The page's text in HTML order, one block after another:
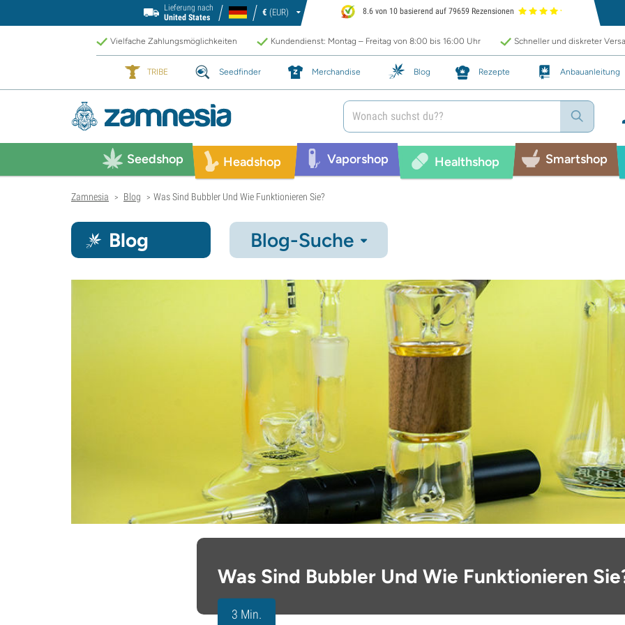
Lieferung nach
United States
€ (EUR) 8.6 von 10 basierend auf 79659 Rezensionen
Vielfache Zahlungsmöglichkeiten Kundendienst: Montag – Freitag von 8:00 bis 16:00 Uhr Schneller und diskreter
TRIBE Seedfinder Merchandise Blog Rezepte Anbauanleitung
Seedshop Headshop Vaporshop Healthshop Smartshop
Zamnesia > Blog > Was Sind Bubbler Und Wie Funktionieren Sie?
Blog Blog-Suche
Was Sind Bubbler Und Wie Funktionieren
3 Min.